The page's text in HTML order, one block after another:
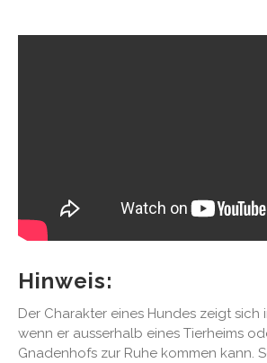
Hinweis:
Der Charakter eines Hundes zeigt sich
wenn er ausserhalb eines Tierheims
Gnadenhofs zur Ruhe kommen kann.